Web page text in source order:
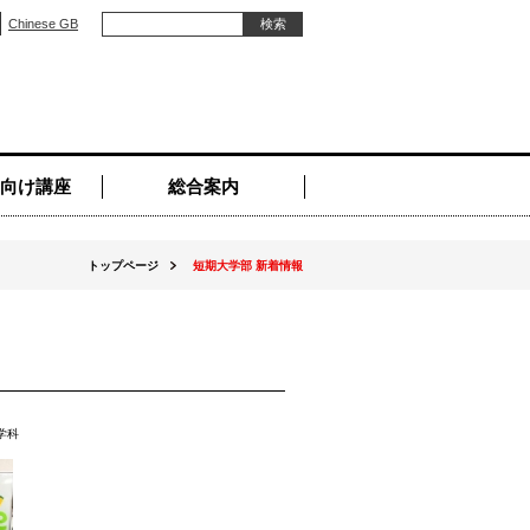
Chinese GB
け講座 総合案内
トップページ 短期大学部 新着情報
科